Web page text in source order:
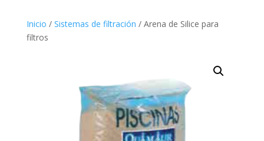
Inicio / Sistemas de filtración / Arena de Silice para
filtros